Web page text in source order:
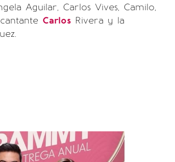
Aguilar, Carlos Vives, Camilo,
Carlos Rivera y la